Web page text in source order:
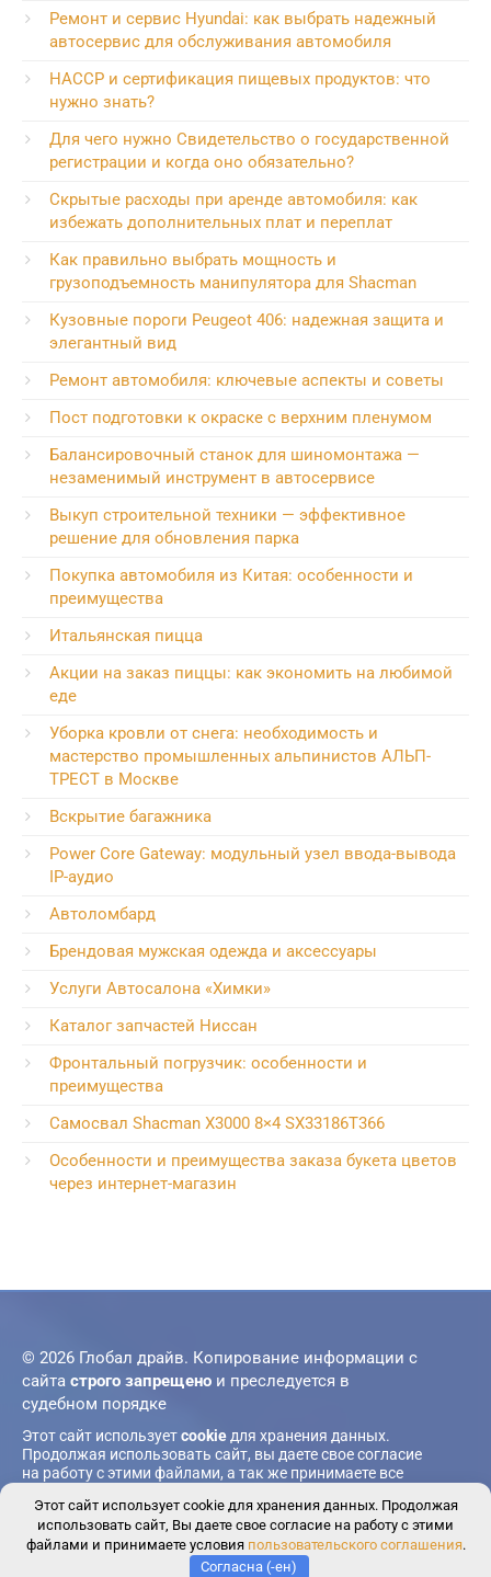
Ремонт и сервис Hyundai: как выбрать надежный
автосервис для обслуживания автомобиля
HACCP и сертификация пищевых продуктов: что
нужно знать?
Для чего нужно Свидетельство о государственной
регистрации и когда оно обязательно?
Скрытые расходы при аренде автомобиля: как
избежать дополнительных плат и переплат
Как правильно выбрать мощность и
грузоподъемность манипулятора для Shacman
Кузовные пороги Peugeot 406: надежная защита и
элегантный вид
Ремонт автомобиля: ключевые аспекты и советы
Пост подготовки к окраске с верхним пленумом
Балансировочный станок для шиномонтажа —
незаменимый инструмент в автосервисе
Выкуп строительной техники — эффективное
решение для обновления парка
Покупка автомобиля из Китая: особенности и
преимущества
Итальянская пицца
Акции на заказ пиццы: как экономить на любимой
еде
Уборка кровли от снега: необходимость и
мастерство промышленных альпинистов АЛЬП-
ТРЕСТ в Москве
Вскрытие багажника
Power Core Gateway: модульный узел ввода-вывода
IP-аудио
Автоломбард
Брендовая мужская одежда и аксессуары
Услуги Автосалона «Химки»
Каталог запчастей Ниссан
Фронтальный погрузчик: особенности и
преимущества
Самосвал Shacman X3000 8×4 SX33186T366
Особенности и преимущества заказа букета цветов
через интернет-магазин
© 2026 Глобал драйв. Копирование информации с
сайта строго запрещено и преследуется в
судебном порядке
Этот сайт используетcookie для хранения данных.
Продолжая использовать сайт, вы даете свое согласие
на работу с этими файлами, а так же принимаете все
возникновении вопросов пишите вформу обратной
связи.
Этот сайт использует cookie для хранения данных. Продолжая
использовать сайт, Вы даете свое согласие на работу с этими
файлами и принимаете условия пользовательского соглашения.
Согласна (-ен)